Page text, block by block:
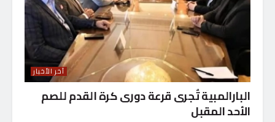
آخر الأخبار
البارالمبية تٌجرى قرعة دورى كرة القدم للصم
الأحد المقبل